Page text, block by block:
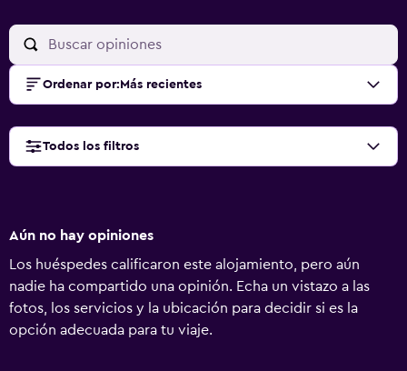
Ordenar por: Más recientes
Todos los filtros
Aún no hay opiniones
Los huéspedes calificaron este alojamiento, pero aún
nadie ha compartido una opinión. Echa un vistazo a las
fotos, los servicios y la ubicación para decidir si es la
opción adecuada para tu viaje.